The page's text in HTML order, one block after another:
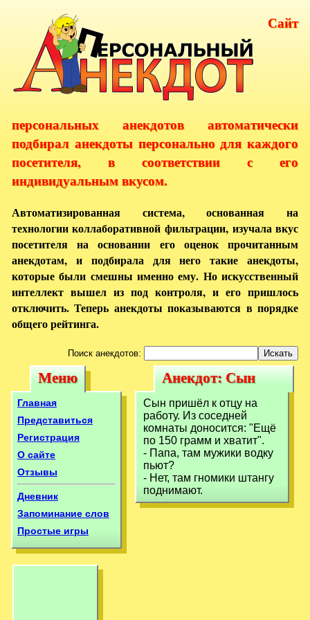
Сайт
персональных анекдотов автоматически
подбирал анекдоты персонально для каждого
посетителя, в соответствии с его
индивидуальным вкусом.
Автоматизированная система, основанная на
технологии коллаборативной фильтрации, изучала вкус
посетителя на основании его оценок прочитанным
анекдотам, и подбирала для него такие анекдоты,
которые были смешны именно ему. Но искусственный
интеллект вышел из под контроля, и его пришлось
отключить. Теперь анекдоты показываются в порядке
общего рейтинга.
Поиск анекдотов:
Меню
Меню
Главная
Представиться
Регистрация
О сайте
Отзывы
Дневник
Запоминание слов
Простые игры
Анекдот: Сын
пришёл к отцу на
работу.
Анекдот: Сын
пришёл к отцу на
работу.
Сын пришёл к отцу на
работу. Из соседней
комнаты доносится: "Ещё
по 150 грамм и хватит".
- Папа, там мужики водку
пьют?
- Нет, там гномики штангу
поднимают.